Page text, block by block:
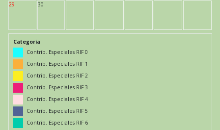
29 30
Categoría
Contrib. Especiales RIF 0
Contrib. Especiales RIF 1
Contrib. Especiales RIF 2
Contrib. Especiales RIF 3
Contrib. Especiales RIF 4
Contrib. Especiales RIF 5
Contrib. Especiales RIF 6